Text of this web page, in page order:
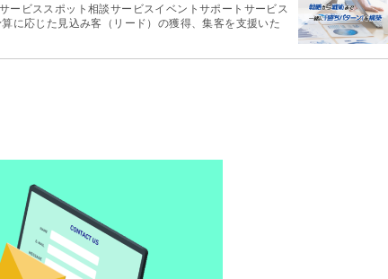
ービススポット相談サービスイベントサポートサービス
に応じた見込み客（リード）の獲得、集客を支援いた